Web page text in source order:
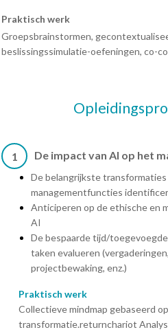
Praktisch werk
Groepsbrainstormen,
beslissingssimulatie-oefeningen, co-
1 De impact van AI op het
De belangrijkste transformaties
managementfuncties
Anticiperen op de ethische en
AI
De bespaarde tijd/
taken evalueren
projectbewaking, enz.)
Praktisch werk
Collectieve mindmap gebaseerd
transformatie.returnchariot